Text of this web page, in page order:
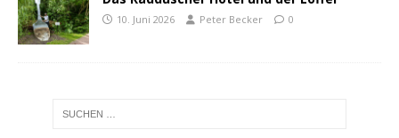
10. Juni 2026 Peter Becker 0